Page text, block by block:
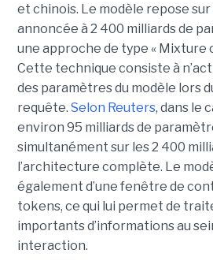
et chinois. Le modèle repose
annoncée à 2 400 milliards de
une approche de type « Mixture
Cette technique consiste à
des paramètres du modèle lors
requête. Selon Reuters, dans le
environ 95 milliards de
simultanément sur les 2 400
l’architecture complète. Le
également d’une fenêtre de
tokens, ce qui lui permet de
importants d’informations au
interaction.